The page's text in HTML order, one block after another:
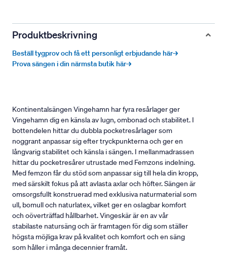
Produktbeskrivning
Beställ tygprov och få ett personligt erbjudande här→
Prova sängen i din närmsta butik här→
Kontinentalsängen Vingehamn har fyra resårlager ger
Vingehamn dig en känsla av lugn, ombonad och stabilitet. I
bottendelen hittar du dubbla pocketresårlager som
noggrant anpassar sig efter tryckpunkterna och ger en
långvarig stabilitet och känsla i sängen. I mellanmadrassen
hittar du pocketresårer utrustade med Femzons indelning.
Med femzon får du stöd som anpassar sig till hela din kropp,
med särskilt fokus på att avlasta axlar och höfter. Sängen är
omsorgsfullt konstruerad med exklusiva naturmaterial som
ull, bomull och naturlatex, vilket ger en oslagbar komfort
och oöverträffad hållbarhet. Vingeskär är en av vår
stabilaste natursäng och är framtagen för dig som ställer
högsta möjliga krav på kvalitet och komfort och en säng
som håller i många decennier framåt.